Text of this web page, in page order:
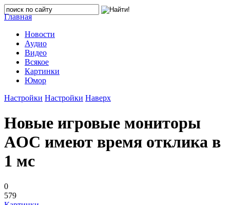
Главная
Новости
Аудио
Видео
Всякое
Картинки
Юмор
Настройки Настройки Наверх
Новые игровые мониторы
AOC имеют время отклика в
1 мс
0
579